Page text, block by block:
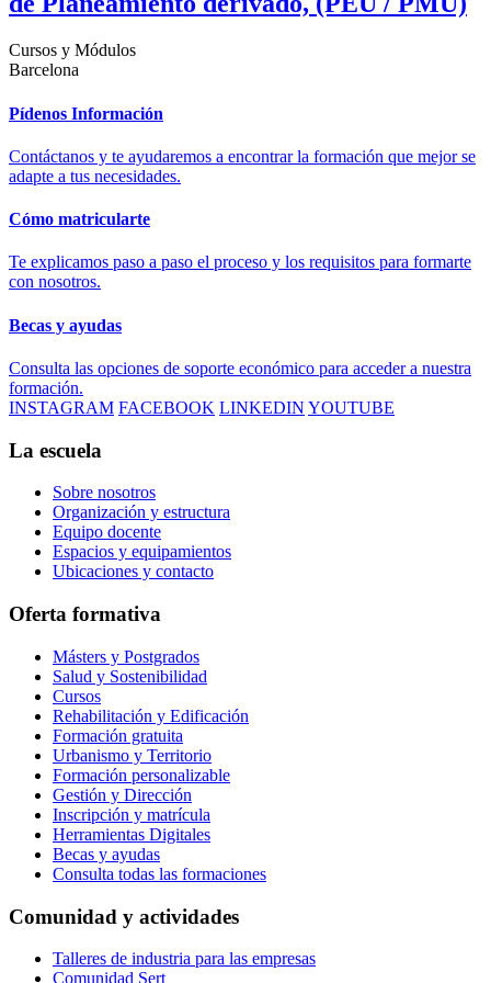
Cursos y Módulos
Barcelona
Pídenos Información
Contáctanos y te ayudaremos a encontrar la formación que mejor se
adapte a tus necesidades.
Cómo matricularte
Te explicamos paso a paso el proceso y los requisitos para formarte
con nosotros.
Becas y ayudas
Consulta las opciones de soporte económico para acceder a nuestra
formación.
INSTAGRAM FACEBOOK LINKEDIN YOUTUBE
La escuela
Sobre nosotros
Organización y estructura
Equipo docente
Espacios y equipamientos
Ubicaciones y contacto
Oferta formativa
Másters y Postgrados
Salud y Sostenibilidad
Cursos
Rehabilitación y Edificación
Formación gratuita
Urbanismo y Territorio
Formación personalizable
Gestión y Dirección
Inscripción y matrícula
Herramientas Digitales
Becas y ayudas
Consulta todas las formaciones
Comunidad y actividades
Talleres de industria para las empresas
Comunidad Sert